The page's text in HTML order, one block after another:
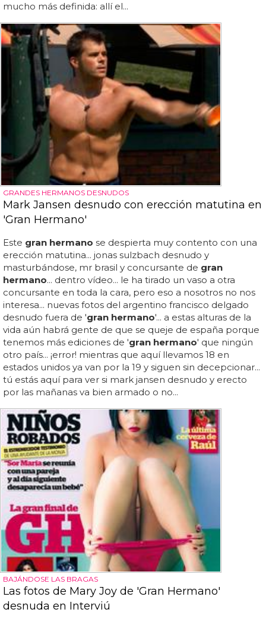
mucho más definida: allí el...
GRANDES HERMANOS DESNUDOS
Mark Jansen desnudo con erección matutina en
'Gran Hermano'
Este gran hermano se despierta muy contento con una
erección matutina... jonas sulzbach desnudo y
masturbándose, mr brasil y concursante de gran
hermano... dentro vídeo... le ha tirado un vaso a otra
concursante en toda la cara, pero eso a nosotros no nos
interesa... nuevas fotos del argentino francisco delgado
desnudo fuera de 'gran hermano'... a estas alturas de la
vida aún habrá gente de que se queje de españa porque
tenemos más ediciones de 'gran hermano' que ningún
otro país... ¡error! mientras que aquí llevamos 18 en
estados unidos ya van por la 19 y siguen sin decepcionar...
tú estás aquí para ver si mark jansen desnudo y erecto
por las mañanas va bien armado o no...
BAJÁNDOSE LAS BRAGAS
Las fotos de Mary Joy de 'Gran Hermano'
desnuda en Interviú